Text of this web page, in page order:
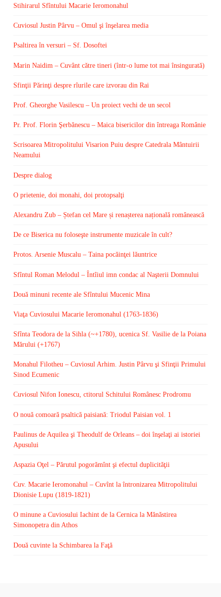
Stihirarul Sfîntului Macarie Ieromonahul
Cuviosul Justin Pârvu – Omul şi înşelarea media
Psaltirea în versuri – Sf. Dosoftei
Marin Naidim – Cuvânt către tineri (într-o lume tot mai însingurată)
Sfinţii Părinţi despre rîurile care izvorau din Rai
Prof. Gheorghe Vasilescu – Un proiect vechi de un secol
Pr. Prof. Florin Şerbănescu – Maica bisericilor din întreaga Românie
Scrisoarea Mitropolitului Visarion Puiu despre Catedrala Mântuirii
Neamului
Despre dialog
O prietenie, doi monahi, doi protopsalţi
Alexandru Zub – Ștefan cel Mare și renașterea națională românească
De ce Biserica nu foloseşte instrumente muzicale în cult?
Protos. Arsenie Muscalu – Taina pocăinţei lăuntrice
Sfîntul Roman Melodul – Întîiul imn condac al Naşterii Domnului
Două minuni recente ale Sfîntului Mucenic Mina
Viaţa Cuviosului Macarie Ieromonahul (1763-1836)
Sfînta Teodora de la Sihla (~+1780), ucenica Sf. Vasilie de la Poiana
Mărului (+1767)
Monahul Filotheu – Cuviosul Arhim. Justin Pârvu şi Sfinţii Primului
Sinod Ecumenic
Cuviosul Nifon Ionescu, ctitorul Schitului Românesc Prodromu
O nouă comoară psaltică paisiană: Triodul Paisian vol. 1
Paulinus de Aquilea şi Theodulf de Orleans – doi înşelaţi ai istoriei
Apusului
Aspazia Oţel – Părutul pogorămînt şi efectul duplicităţii
Cuv. Macarie Ieromonahul – Cuvînt la întronizarea Mitropolitului
Dionisie Lupu (1819-1821)
O minune a Cuviosului Iachint de la Cernica la Mănăstirea
Simonopetra din Athos
Două cuvinte la Schimbarea la Faţă